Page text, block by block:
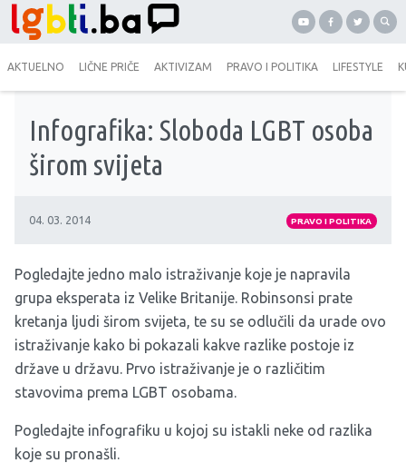
AKTUELNO LIČNE PRIČE AKTIVIZAM PRAVO I POLITIKA LIFESTYLE
Infografika: Sloboda LGBT osoba
širom svijeta
04. 03. 2014 PRAVO I POLITIKA
Pogledajte jedno malo istraživanje koje je napravila
grupa eksperata iz Velike Britanije. Robinsonsi prate
kretanja ljudi širom svijeta, te su se odlučili da urade ovo
istraživanje kako bi pokazali kakve razlike postoje iz
države u državu. Prvo istraživanje je o različitim
stavovima prema LGBT osobama.
Pogledajte infografiku u kojoj su istakli neke od razlika
koje su pronašli.